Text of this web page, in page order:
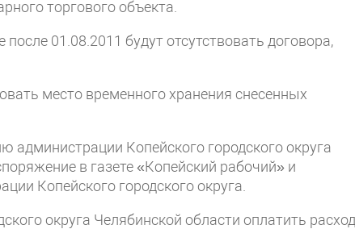
торгового объекта.
01.08.2011 будут отсутствовать договора,
место временного хранения снесенных
Копейского городского округа
в газете «Копейский рабочий» и
Копейского городского округа.
округа Челябинской области оплатить